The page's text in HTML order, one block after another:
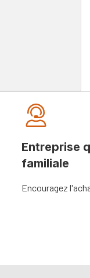
Entreprise
familiale
Encouragez